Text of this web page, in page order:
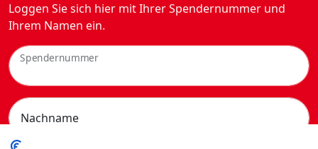
Loggen Sie sich hier mit Ihrer Spendernummer und
Ihrem Namen ein.
Spendernummer
Nachname